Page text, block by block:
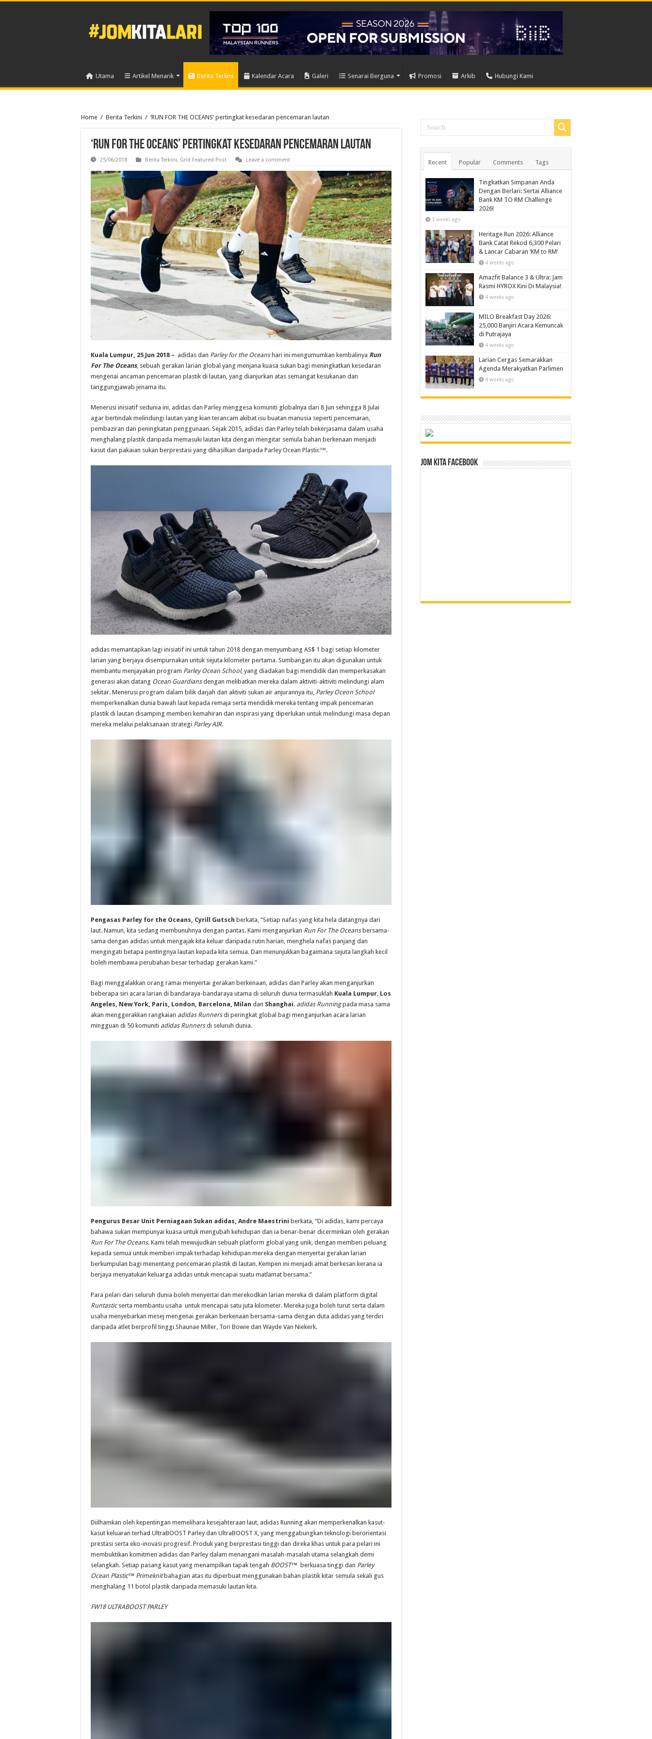
Utama Artikel Menarik Berita Terkini Kalendar Acara Galeri Senarai Berguna Promosi Arkib Hubungi Kami
Home / Berita Terkini / ‘RUN FOR THE OCEANS’ pertingkat kesedaran pencemaran lautan
‘RUN FOR THE OCEANS’ pertingkat kesedaran pencemaran lautan
25/06/2018 Berita Terkini, Grid Featured Post Leave a comment
Kuala Lumpur, 25 Jun 2018 – adidas dan Parley for the Oceanshari ini mengumumkan kembalinya Run
For The Oceans, sebuah gerakan larian global yang menjana kuasa sukan bagi meningkatkan kesedaran
mengenai ancaman pencemaran plastik di lautan, yang dianjurkan atas semangat kesukanan dan
tanggungjawab jenama itu.
Menerusi inisiatif sedunia ini, adidas dan Parley menggesa komuniti globalnya dari 8 Jun sehingga 8 Julai
agar bertindak melindungi lautan yang kian terancam akibat isu buatan manusia seperti pencemaran,
pembaziran dan peningkatan penggunaan. Sejak 2015, adidas dan Parley telah bekerjasama dalam usaha
menghalang plastik daripada memasuki lautan kita dengan mengitar semula bahan berkenaan menjadi
kasut dan pakaian sukan berprestasi yang dihasilkan daripada Parley Ocean Plastic™.
adidas memantapkan lagi inisiatif ini untuk tahun 2018 dengan menyumbang AS$ 1 bagi setiap kilometer
larian yang berjaya disempurnakan untuk sejuta kilometer pertama. Sumbangan itu akan digunakan untuk
membantu menjayakan program Parley Ocean School, yang diadakan bagi mendidik dan memperkasakan
generasi akan datang Ocean Guardiansdengan melibatkan mereka dalam aktiviti-aktiviti melindungi alam
sekitar. Menerusi program dalam bilik darjah dan aktiviti sukan air anjurannya itu, Parley Oceon School
memperkenalkan dunia bawah laut kepada remaja serta mendidik mereka tentang impak pencemaran
plastik di lautan disamping memberi kemahiran dan inspirasi yang diperlukan untuk melindungi masa depan
mereka melalui pelaksanaan strategi Parley AIR.
Pengasas Parley for the Oceans, Cyrill Gutsch berkata, “Setiap nafas yang kita hela datangnya dari
laut. Namun, kita sedang membunuhnya dengan pantas. Kami menganjurkan Run For The Oceansbersama-
sama dengan adidas untuk mengajak kita keluar daripada rutin harian, menghela nafas panjang dan
mengingati betapa pentingnya lautan kepada kita semua. Dan menunjukkan bagaimana sejuta langkah kecil
boleh membawa perubahan besar terhadap gerakan kami.”
Bagi menggalakkan orang ramai menyertai gerakan berkenaan, adidas dan Parley akan menganjurkan
beberapa siri acara larian di bandaraya-bandaraya utama di seluruh dunia termasuklah Kuala Lumpur Los
Angeles, New York, Paris, London, Barcelona, Milan dan Shanghai. adidas Runningpada masa sama
akan menggerakkan rangkaian adidas Runnersdi peringkat global bagi menganjurkan acara larian
mingguan di 50 komuniti adidas Runnersdi seluruh dunia.
Pengurus Besar Unit Perniagaan Sukan adidas, Andre Maestrini berkata, “Di adidas, kami percaya
bahawa sukan mempunyai kuasa untuk mengubah kehidupan dan ia benar-benar dicerminkan oleh gerakan
Run For The Oceans. Kami telah mewujudkan sebuah platform global yang unik, dengan memberi peluang
kepada semua untuk memberi impak terhadap kehidupan mereka dengan menyertai gerakan larian
berkumpulan bagi menentang pencemaran plastik di lautan. Kempen ini menjadi amat berkesan kerana ia
berjaya menyatukan keluarga adidas untuk mencapai suatu matlamat bersama.”
Para pelari dari seluruh dunia boleh menyertai dan merekodkan larian mereka di dalam platform digital
Runtasticserta membantu usaha untuk mencapai satu juta kilometer. Mereka juga boleh turut serta dalam
usaha menyebarkan mesej mengenai gerakan berkenaan bersama-sama dengan duta adidas yang terdiri
daripada atlet berprofil tinggi Shaunae Miller, Tori Bowie dan Wayde Van Niekerk.
Diilhamkan oleh kepentingan memelihara kesejahteraan laut, adidas Running akan memperkenalkan kasut-
kasut keluaran terhad UltraBOOST Parley dan UltraBOOST X, yang menggabungkan teknologi berorientasi
prestasi serta eko-inovasi progresif. Produk yang berprestasi tinggi dan direka khas untuk para pelari ini
membuktikan komitmen adidas dan Parley dalam menangani masalah-masalah utama selangkah demi
selangkah. Setiap pasang kasut yang menampilkan tapak tengah BOOST™ berkuasa tinggi dan Parley
Ocean Plastic™ Primeknitbahagian atas itu diperbuat menggunakan bahan plastik kitar semula sekali gus
menghalang 11 botol plastik daripada memasuki lautan kita.
FW18 ULTRABOOST PARLEY
Recent Popular Comments Tags
Tingkatkan Simpanan Anda
Dengan Berlari: Sertai Alliance
Bank KM TO RM Challenge
2026!
3 weeks ago
Heritage Run 2026: Alliance
Bank Catat Rekod 6,300 Pelari
& Lancar Cabaran ‘KM to RM’
4 weeks ago
Amazfit Balance 3 & Ultra: Jam
Rasmi HYROX Kini Di Malaysia!
4 weeks ago
MILO Breakfast Day 2026:
25,000 Banjiri Acara Kemuncak
di Putrajaya
4 weeks ago
Larian Cergas Semarakkan
Agenda Merakyatkan Parlimen
4 weeks ago
Jom Kita Facebook